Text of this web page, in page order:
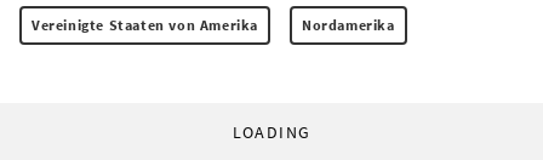
Vereinigte Staaten von Amerika Nordamerika
LOADING